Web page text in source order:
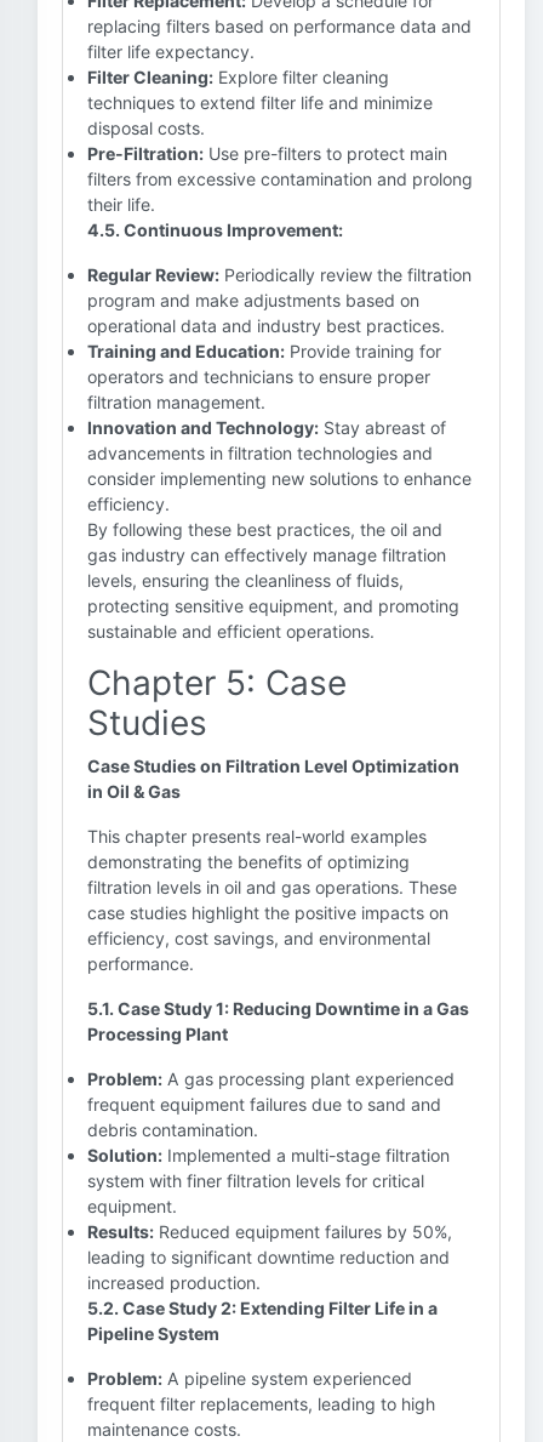
replacing filters based on performance data and
filter life expectancy.
Filter Cleaning: Explore filter cleaning
techniques to extend filter life and minimize
disposal costs.
Pre-Filtration: Use pre-filters to protect main
filters from excessive contamination and prolong
their life.
4.5. Continuous Improvement:
Regular Review: Periodically review the filtration
program and make adjustments based on
operational data and industry best practices.
Training and Education: Provide training for
operators and technicians to ensure proper
filtration management.
Innovation and Technology: Stay abreast of
advancements in filtration technologies and
consider implementing new solutions to enhance
efficiency.
By following these best practices, the oil and
gas industry can effectively manage filtration
levels, ensuring the cleanliness of fluids,
protecting sensitive equipment, and promoting
sustainable and efficient operations.
Chapter 5: Case
Studies
Case Studies on Filtration Level Optimization
in Oil & Gas
This chapter presents real-world examples
demonstrating the benefits of optimizing
filtration levels in oil and gas operations. These
case studies highlight the positive impacts on
efficiency, cost savings, and environmental
performance.
5.1. Case Study 1: Reducing Downtime in a Gas
Processing Plant
Problem: A gas processing plant experienced
frequent equipment failures due to sand and
debris contamination.
Solution: Implemented a multi-stage filtration
system with finer filtration levels for critical
equipment.
Results: Reduced equipment failures by 50%,
leading to significant downtime reduction and
increased production.
5.2. Case Study 2: Extending Filter Life in a
Pipeline System
Problem: A pipeline system experienced
frequent filter replacements, leading to high
maintenance costs.